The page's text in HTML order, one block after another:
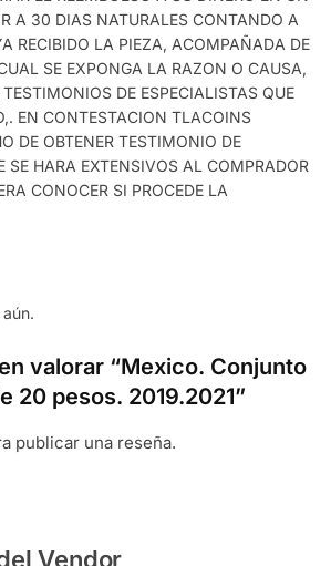
A 30 DIAS NATURALES CONTANDO A
RECIBIDO LA PIEZA, ACOMPAÑADA DE
SE EXPONGA LA RAZON O CAUSA,
DE ESPECIALISTAS QUE
EN CONTESTACION TLACOINS
DE OBTENER TESTIMONIO DE
SE HARA EXTENSIVOS AL COMPRADOR
CONOCER SI PROCEDE LA
valorar “Mexico. Conjunto
20 pesos. 2019.2021”
publicar una reseña.
Vendor